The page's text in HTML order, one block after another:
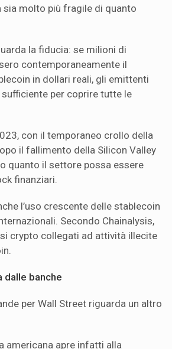
sia molto più fragile di quanto
la fiducia: se milioni di
contemporaneamente il
in dollari reali, gli emittenti
per coprire tutte le
con il temporaneo crollo della
il fallimento della Silicon Valley
quanto il settore possa essere
finanziari.
l’uso crescente delle stablecoin
Secondo Chainalysis,
crypto collegati ad attività illecite
dalle banche
per Wall Street riguarda un altro
americana apre infatti alla